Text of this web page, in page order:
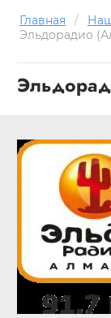
Главная /
Эльдорадио